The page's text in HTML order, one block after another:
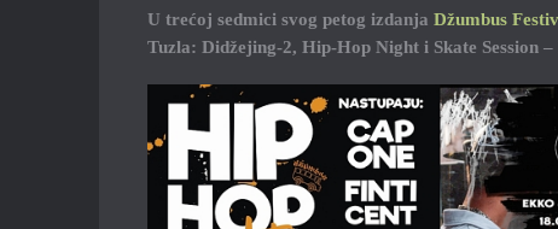
U trećoj sedmici svog petog izdanja Džumbus
Tuzla: Didžejing-2, Hip-Hop Night i Skate Session